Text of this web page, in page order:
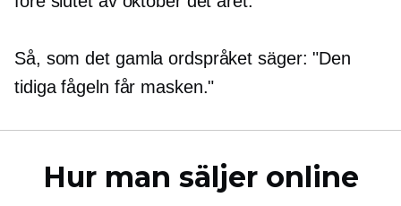
Så, som det gamla ordspråket säger: "Den
tidiga fågeln får masken."
Hur man säljer online